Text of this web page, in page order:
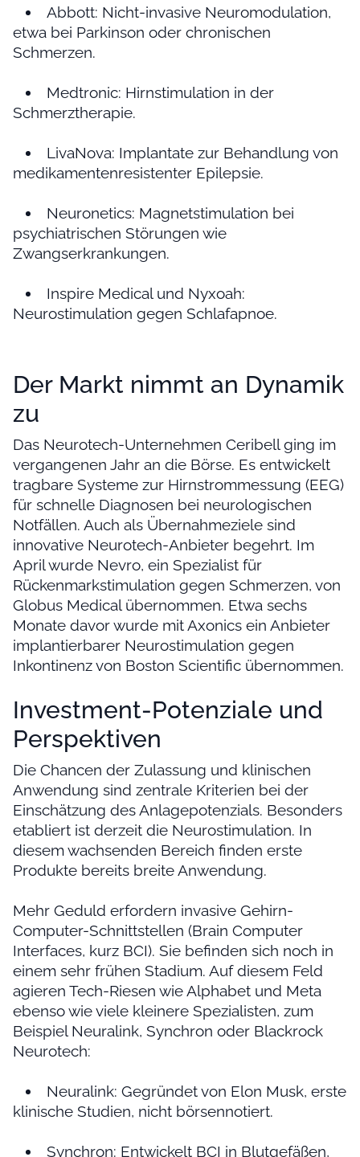
Abbott: Nicht-invasive Neuromodulation,
etwa bei Parkinson oder chronischen
Schmerzen.
Medtronic: Hirnstimulation in der
Schmerztherapie.
LivaNova: Implantate zur Behandlung von
medikamentenresistenter Epilepsie.
Neuronetics: Magnetstimulation bei
psychiatrischen Störungen wie
Zwangserkrankungen.
Inspire Medical und Nyxoah:
Neurostimulation gegen Schlafapnoe.
Der Markt nimmt an Dynamik
zu
Das Neurotech-Unternehmen Ceribell ging im
vergangenen Jahr an die Börse. Es entwickelt
tragbare Systeme zur Hirnstrommessung (EEG)
für schnelle Diagnosen bei neurologischen
Notfällen. Auch als Übernahmeziele sind
innovative Neurotech-Anbieter begehrt. Im
April wurde Nevro, ein Spezialist für
Rückenmarkstimulation gegen Schmerzen, von
Globus Medical übernommen. Etwa sechs
Monate davor wurde mit Axonics ein Anbieter
implantierbarer Neurostimulation gegen
Inkontinenz von Boston Scientific übernommen.
Investment-Potenziale und
Perspektiven
Die Chancen der Zulassung und klinischen
Anwendung sind zentrale Kriterien bei der
Einschätzung des Anlagepotenzials. Besonders
etabliert ist derzeit die Neurostimulation. In
diesem wachsenden Bereich finden erste
Produkte bereits breite Anwendung.
Mehr Geduld erfordern invasive Gehirn-
Computer-Schnittstellen (Brain Computer
Interfaces, kurz BCI). Sie befinden sich noch in
einem sehr frühen Stadium. Auf diesem Feld
agieren Tech-Riesen wie Alphabet und Meta
ebenso wie viele kleinere Spezialisten, zum
Beispiel Neuralink, Synchron oder Blackrock
Neurotech:
Neuralink: Gegründet von Elon Musk, erste
klinische Studien, nicht börsennotiert.
Synchron: Entwickelt BCI in Blutgefäßen,